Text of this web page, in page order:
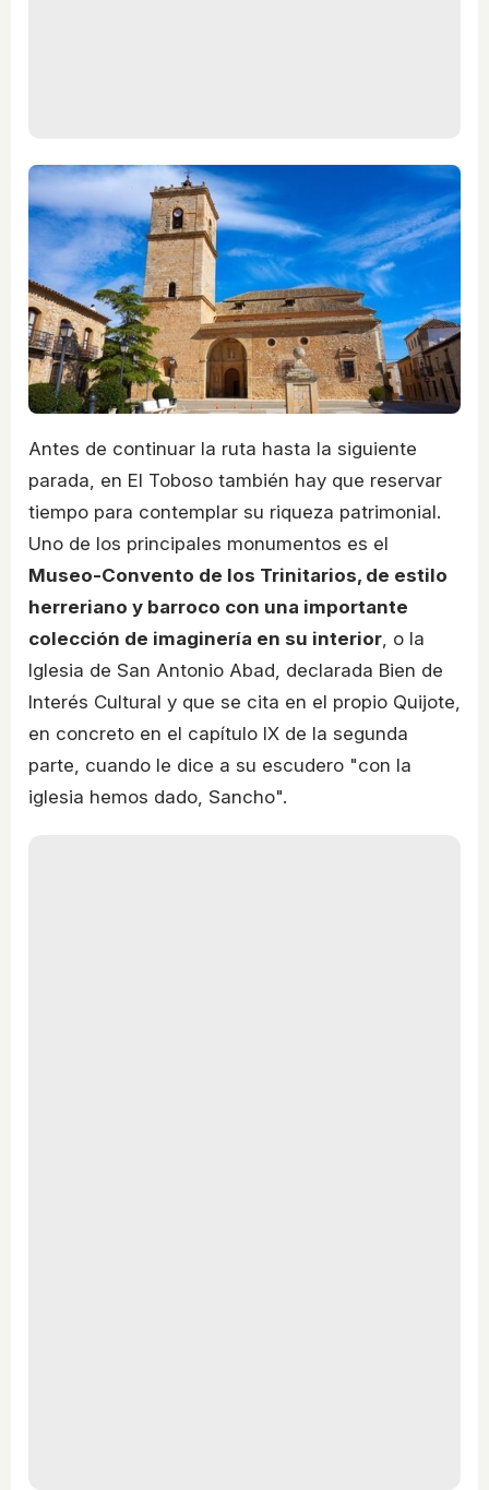
Antes de continuar la ruta hasta la siguiente
parada, en El Toboso también hay que reservar
tiempo para contemplar su riqueza patrimonial.
Uno de los principales monumentos es el
Museo-Convento de los Trinitarios, de estilo
herreriano y barroco con una importante
colección de imaginería en su interior, o la
Iglesia de San Antonio Abad, declarada Bien de
Interés Cultural y que se cita en el propio Quijote,
en concreto en el capítulo IX de la segunda
parte, cuando le dice a su escudero "con la
iglesia hemos dado, Sancho".